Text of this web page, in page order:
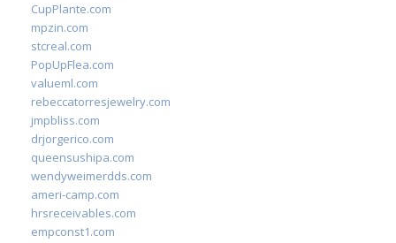
CupPlante.com
mpzin.com
stcreal.com
PopUpFlea.com
valueml.com
rebeccatorresjewelry.com
jmpbliss.com
drjorgerico.com
queensushipa.com
wendyweimerdds.com
ameri-camp.com
hrsreceivables.com
empconst1.com